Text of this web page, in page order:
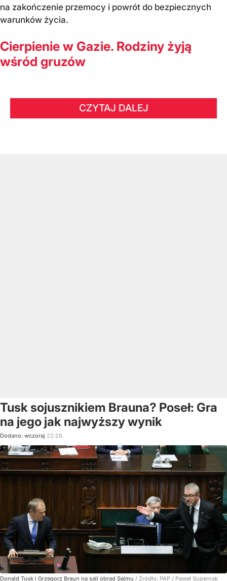
na zakończenie przemocy i powrót do bezpiecznych
warunków życia.
Cierpienie w Gazie. Rodziny żyją
wśród gruzów
CZYTAJ DALEJ
Tusk sojusznikiem Brauna? Poseł: Gra
na jego jak najwyższy wynik
Dodano: wczoraj 22:26
Donald Tusk i Grzegorz Braun na sali obrad Sejmu / Źródło: PAP / Paweł Supernak